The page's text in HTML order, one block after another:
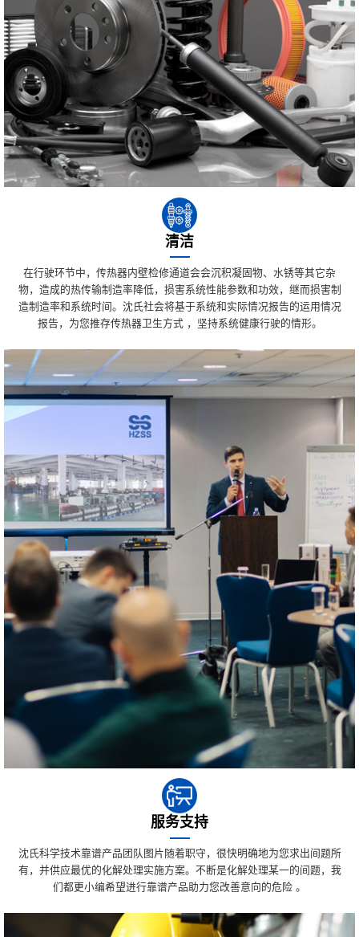
清洁
在行驶环节中，传热器内壁检修通道会会沉积凝固物、水锈等其它杂
物，造成的热传输制造率降低，损害系统性能参数和功效，继而损害制
造制造率和系统时间。沈氏社会将基于系统和实际情况报告的运用情况
报告，为您推存传热器卫生方式 ，坚持系统健康行驶的情形。
服务支持
沈氏科学技术靠谱产品团队图片随着职守，很快明确地为您求出间题所
有，并供应最优的化解处理实施方案。不断是化解处理某一的间题，我
们都更小编希望进行靠谱产品助力您改善意向的危险 。